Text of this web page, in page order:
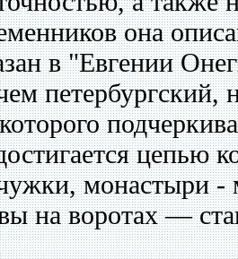
она
в "Евгении
петербургский,
цепью
монастыри -
на воротах —